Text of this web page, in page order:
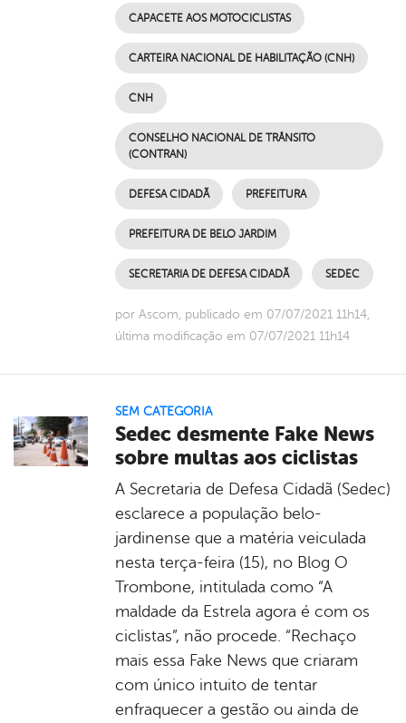
CAPACETE AOS MOTOCICLISTAS
CARTEIRA NACIONAL DE HABILITAÇÃO (CNH)
CNH
CONSELHO NACIONAL DE TRÂNSITO
(CONTRAN)
DEFESA CIDADÃ PREFEITURA
PREFEITURA DE BELO JARDIM
SECRETARIA DE DEFESA CIDADÃ SEDEC
por Ascom, publicado em 07/07/2021 11h14,
última modificação em 07/07/2021 11h14
SEM CATEGORIA
Sedec desmente Fake News
sobre multas aos ciclistas
A Secretaria de Defesa Cidadã (Sedec)
esclarece a população belo-
jardinense que a matéria veiculada
nesta terça-feira (15), no Blog O
Trombone, intitulada como “A
maldade da Estrela agora é com os
ciclistas”, não procede. “Rechaço
mais essa Fake News que criaram
com único intuito de tentar
enfraquecer a gestão ou ainda de